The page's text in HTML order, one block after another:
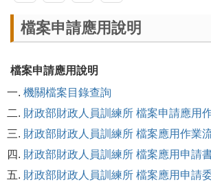
檔案申請應用說明
檔案申請應用說明
機關檔案目錄查詢
財政部財政人員訓練所 檔案申請應用
財政部財政人員訓練所 檔案應用作業
財政部財政人員訓練所 檔案應用申請
財政部財政人員訓練所 檔案應用申請